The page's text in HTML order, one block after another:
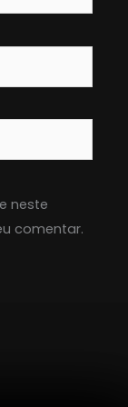
neste
comentar.